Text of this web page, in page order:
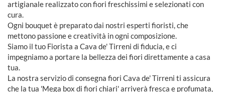
artigianale realizzato con fiori freschissimi e selezionati con
cura.
Ogni bouquet è preparato dai nostri esperti fioristi, che
mettono passione e creatività in ogni composizione.
Siamo il tuo Fiorista a Cava de' Tirreni di fiducia, e ci
impegniamo a portare la bellezza dei fiori direttamente a casa
tua.
La nostra servizio di consegna fiori Cava de' Tirreni ti assicura
che la tua 'Mega box di fiori chiari' arriverà fresca e profumata,